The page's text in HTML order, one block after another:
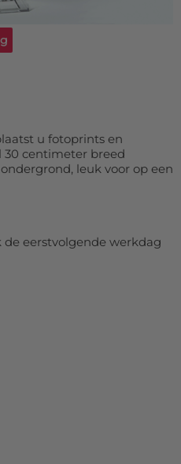
u fotoprints en
centimeter breed
leuk voor op een
eerstvolgende werkdag